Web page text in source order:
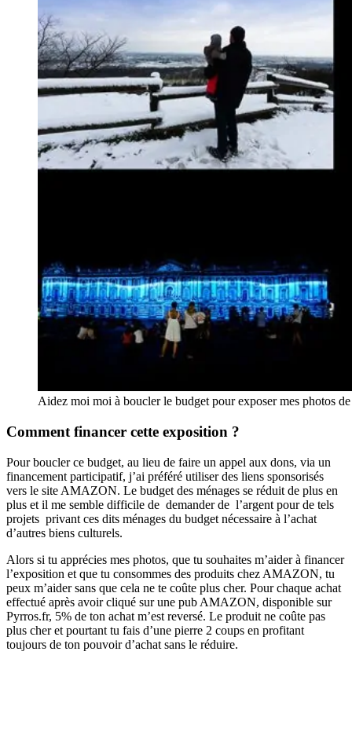
Aidez moi moi à boucler le budget pour exposer mes photos
Comment financer cette exposition ?
Pour boucler ce budget, au lieu de faire un appel aux dons, via un
financement participatif, j’ai préféré utiliser des liens sponsorisés
vers le site AMAZON. Le budget des ménages se réduit de plus en
plus et il me semble difficile de demander de l’argent pour de tels
projets privant ces dits ménages du budget nécessaire à l’achat
d’autres biens culturels.
Alors si tu apprécies mes photos, que tu souhaites m’aider à financer
l’exposition et que tu consommes des produits chez AMAZON, tu
peux m’aider sans que cela ne te coûte plus cher. Pour chaque achat
effectué après avoir cliqué sur une pub AMAZON, disponible sur
Pyrros.fr, 5% de ton achat m’est reversé. Le produit ne coûte pas
plus cher et pourtant tu fais d’une pierre 2 coups en profitant
toujours de ton pouvoir d’achat sans le réduire.